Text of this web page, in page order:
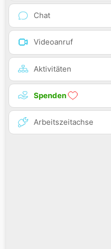
Chat
Videoanruf
Aktivitäten
Spenden
Arbeitszeitachse